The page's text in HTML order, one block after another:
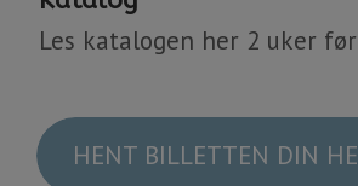
Les katalogen her 2 uker
HENT BILLETTEN DIN